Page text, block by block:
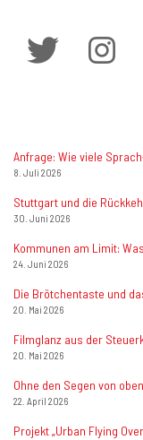
Anfrage: Wie viele
8. Juli 2026
Stuttgart und die
30. Juni 2026
Kommunen am Limit:
24. Juni 2026
Die Brötchentaste und
20. Mai 2026
Filmglanz aus der
20. Mai 2026
Ohne den Segen von oben
22. April 2026
Projekt „Urban Flying